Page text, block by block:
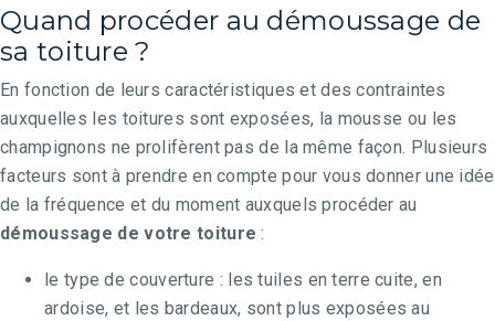
Quand procéder au démoussage de
sa toiture ?
En fonction de leurs caractéristiques et des contraintes
auxquelles les toitures sont exposées, la mousse ou les
champignons ne prolifèrent pas de la même façon. Plusieurs
facteurs sont à prendre en compte pour vous donner une idée
de la fréquence et du moment auxquels procéder au
démoussage de votre toiture :
le type de couverture : les tuiles en terre cuite, en
ardoise, et les bardeaux, sont plus exposées au